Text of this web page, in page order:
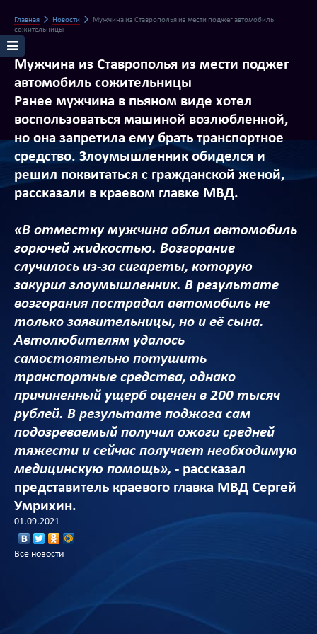
Главная Новости
Мужчина из Ставрополья из мести поджег автомобиль
сожительницы
Мужчина из Ставрополья из мести поджег
автомобиль сожительницы
Ранее мужчина в пьяном виде хотел
воспользоваться машиной возлюбленной,
но она запретила ему брать транспортное
средство. Злоумышленник обиделся и
решил поквитаться с гражданской женой,
рассказали в краевом главке МВД.
«В отместку мужчина облил автомобиль
горючей жидкостью. Возгорание
случилось из-за сигареты, которую
закурил злоумышленник. В результате
возгорания пострадал автомобиль не
только заявительницы, но и её сына.
Автолюбителям удалось
самостоятельно потушить
транспортные средства, однако
причиненный ущерб оценен в 200 тысяч
рублей. В результате поджога сам
подозреваемый получил ожоги средней
тяжести и сейчас получает необходимую
медицинскую помощь», - рассказал
представитель краевого главка МВД Сергей
Умрихин.
01.09.2021
Все новости